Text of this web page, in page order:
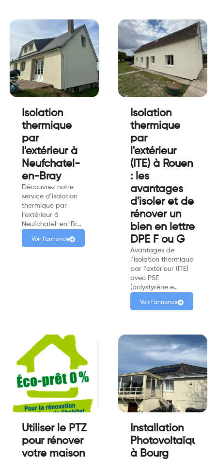
Isolation
thermique
par
l'extérieur à
Neufchatel-
en-Bray
Découvrez notre
service d’isolation
thermique par
l’extérieur à
Neufchatel-en-Br…
Voir l'annonce
Isolation
thermique
par
l'extérieur
(ITE) à Rouen
: les
avantages
d'isoler et de
rénover un
bien en lettre
DPE F ou G
Avantages de
l’isolation thermique
par l’extérieur (ITE)
avec PSE
(polystyrène e…
Voir l'annonce
Utiliser le PTZ
pour rénover
votre maison
Installation
Photovoltaïque
à Bourg